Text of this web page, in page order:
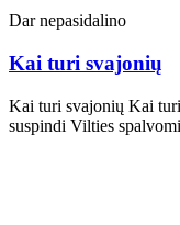
Dar nepasidalino
Kai turi svajonių
Kai turi svajonių Kai
suspindi Vilties